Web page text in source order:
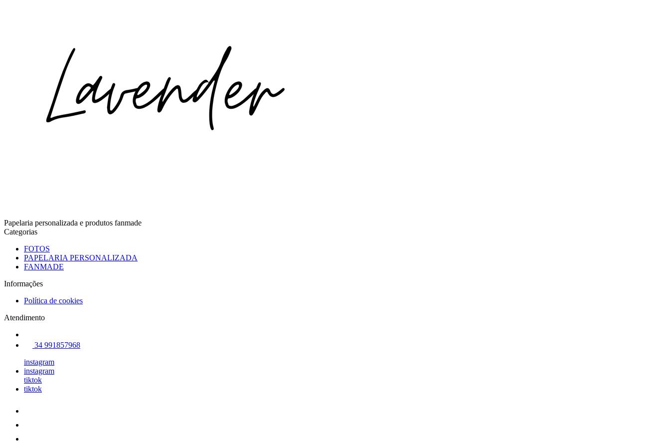
Papelaria personalizada e produtos fanmade
Categorias
FOTOS
PAPELARIA PERSONALIZADA
FANMADE
Informações
Política de cookies
Atendimento
34 991857968
instagram
instagram
tiktok
tiktok